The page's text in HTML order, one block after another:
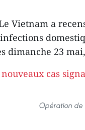
Vietnam a
dimanche 23
Opération de